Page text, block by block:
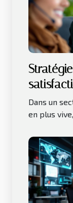
des
Dans un
en plus